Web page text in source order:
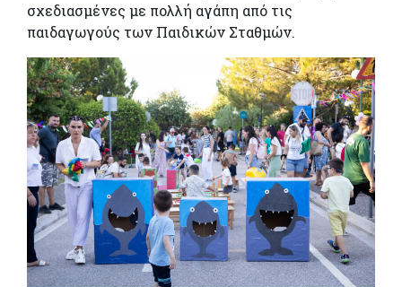
σχεδιασμένες με πολλή αγάπη από τις
παιδαγωγούς των Παιδικών Σταθμών.